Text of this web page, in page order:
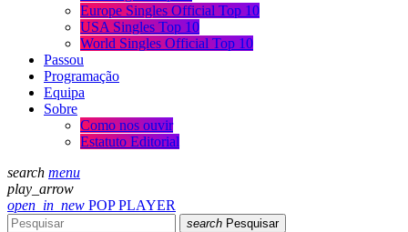
Europe Singles Official Top 10
USA Singles Top 10
World Singles Official Top 10
Passou
Programação
Equipa
Sobre
Como nos ouvir
Estatuto Editorial
search menu
play_arrow
open_in_new POP PLAYER
search Pesquisar